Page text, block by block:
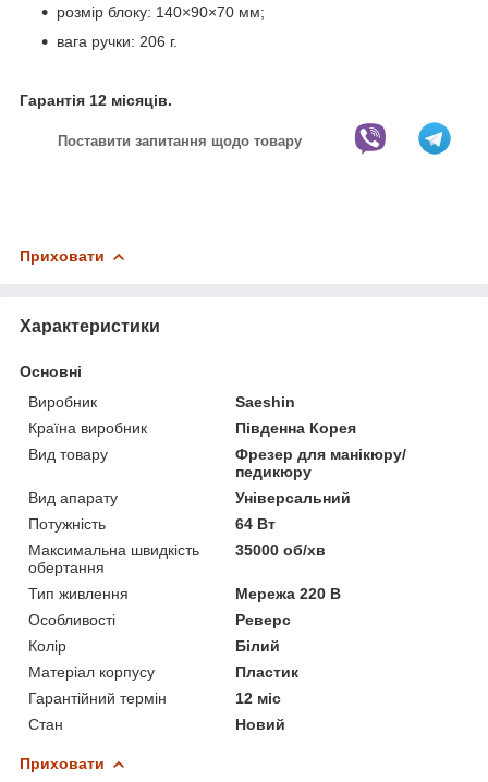
розмір блоку: 140×90×70 мм;
вага ручки: 206 г.
Гарантія 12 місяців.
Поставити запитання щодо товару
Приховати
Характеристики
Основні
Виробник
Saeshin
Країна виробник
Південна Корея
Вид товару
Фрезер для манікюру/
педикюру
Вид апарату
Універсальний
Потужність
64 Вт
Максимальна швидкість
обертання
35000 об/хв
Тип живлення
Мережа 220 В
Особливості
Реверс
Колір
Білий
Матеріал корпусу
Пластик
Гарантійний термін
12 міс
Стан
Новий
Приховати